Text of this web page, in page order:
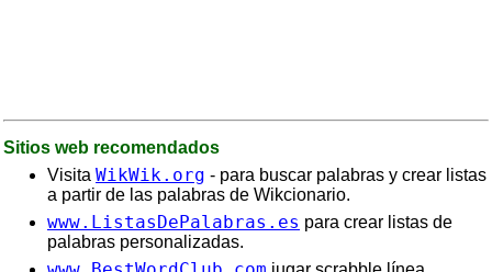
Sitios web recomendados
Visita WikWik.org - para buscar palabras y crear listas
a partir de las palabras de Wikcionario.
www.ListasDePalabras.es para crear listas de
palabras personalizadas.